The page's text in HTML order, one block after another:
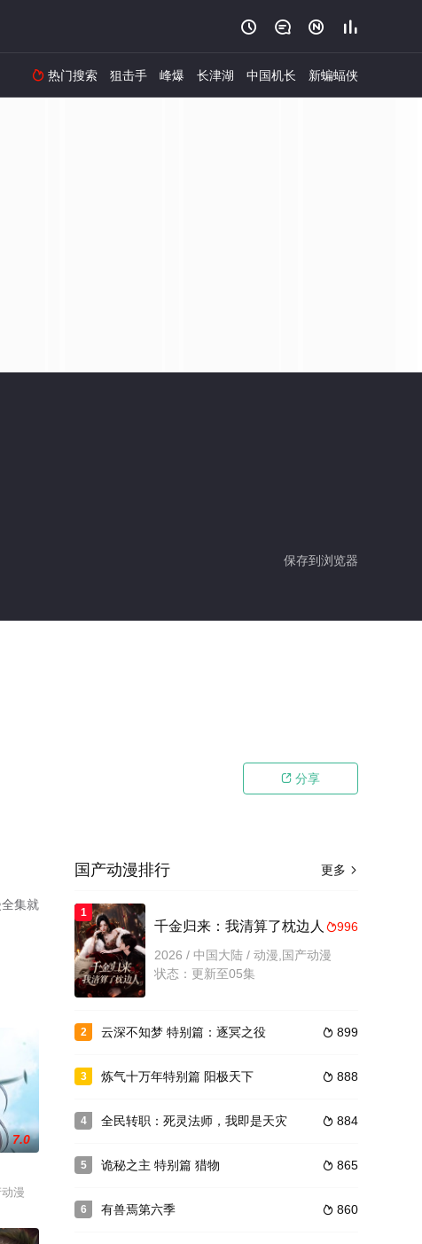
   
 热门搜索 狙击手 峰爆 长津湖 中国机长 新蝙蝠侠
保存到浏览器
 分享
集就
大宇宙时代动画官方
静，偏安一隅的五圣教屡遭加害，破败的枫华谷村庄莫名异动，身处其
7.0
漫
更多 
国产动漫排行
1
996
千金归来：我清算了枕边人
2026 / 中国大陆 / 动漫,国产动漫
状态：更新至05集
2  899
云深不知梦 特别篇：逐冥之役
3  888
炼气十万年特别篇 阳极天下
4  884
全民转职：死灵法师，我即是天灾
5  865
诡秘之主 特别篇 猎物
6  860
有兽焉第六季